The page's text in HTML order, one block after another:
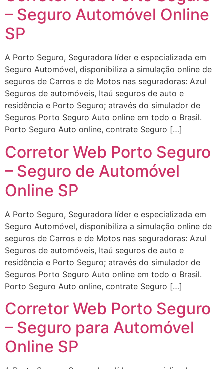
– Seguro Automóvel Online
SP
A Porto Seguro, Seguradora líder e especializada em
Seguro Automóvel, disponibiliza a simulação online de
seguros de Carros e de Motos nas seguradoras: Azul
Seguros de automóveis, Itaú seguros de auto e
residência e Porto Seguro; através do simulador de
Seguros Porto Seguro Auto online em todo o Brasil.
Porto Seguro Auto online, contrate Seguro […]
Corretor Web Porto Seguro
– Seguro de Automóvel
Online SP
A Porto Seguro, Seguradora líder e especializada em
Seguro Automóvel, disponibiliza a simulação online de
seguros de Carros e de Motos nas seguradoras: Azul
Seguros de automóveis, Itaú seguros de auto e
residência e Porto Seguro; através do simulador de
Seguros Porto Seguro Auto online em todo o Brasil.
Porto Seguro Auto online, contrate Seguro […]
Corretor Web Porto Seguro
– Seguro para Automóvel
Online SP